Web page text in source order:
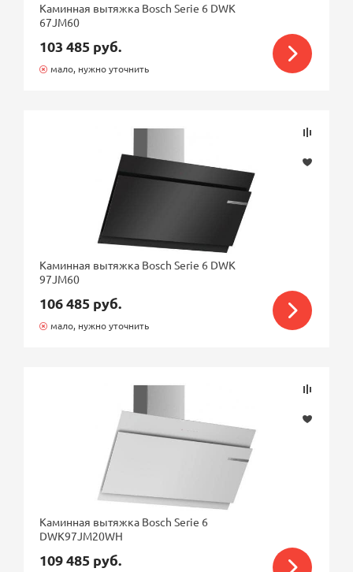
Каминная вытяжка Bosch Serie 6 DWK
67JM60
103 485 руб.
мало, нужно уточнить
Каминная вытяжка Bosch Serie 6 DWK
97JM60
106 485 руб.
мало, нужно уточнить
Каминная вытяжка Bosch Serie 6
DWK97JM20WH
109 485 руб.